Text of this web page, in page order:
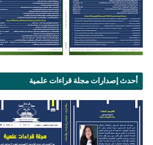
أحدث إصدارات مجلة قراءات علمية